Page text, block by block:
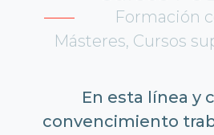
Formación
Másteres, Cursos
En esta línea y
convencimiento